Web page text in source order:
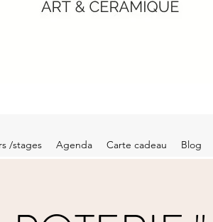
/stages Agenda Carte cadeau Blog